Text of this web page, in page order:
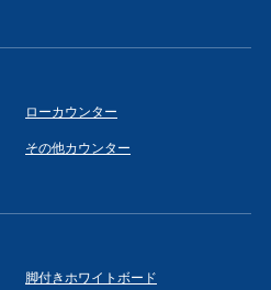
ローカウンター
その他カウンター
脚付きホワイトボード